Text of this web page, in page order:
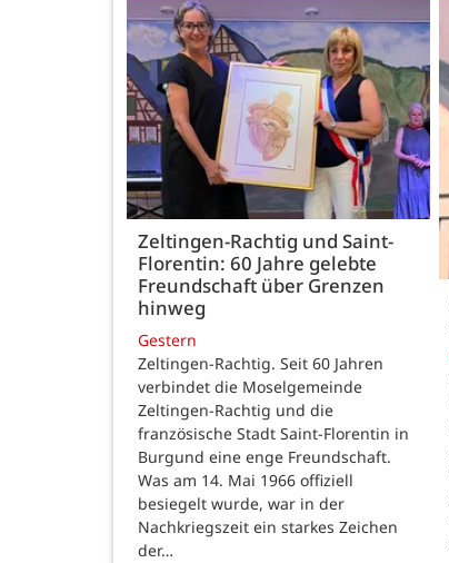
Zeltingen-Rachtig und Saint-
Florentin: 60 Jahre gelebte
Freundschaft über Grenzen
hinweg
Gestern
Zeltingen-Rachtig. Seit 60 Jahren
verbindet die Moselgemeinde
Zeltingen-Rachtig und die
französische Stadt Saint-Florentin in
Burgund eine enge Freundschaft.
Was am 14. Mai 1966 offiziell
besiegelt wurde, war in der
Nachkriegszeit ein starkes Zeichen
der…